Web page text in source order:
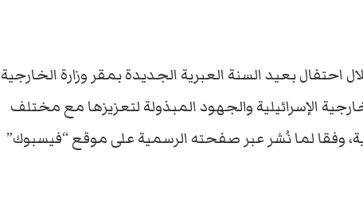
بعيد السنة العبرية الجديدة بمقر وزارة الخارجية
الإسرائيلية والجهود المبذولة لتعزيزها مع مختلف
وفقا لما نُشر عبر صفحته الرسمية على موقع “فيسبوك”